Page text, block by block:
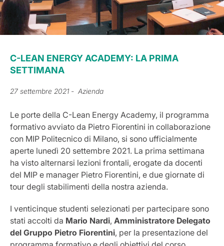
C-LEAN ENERGY ACADEMY: LA PRIMA
SETTIMANA
27 settembre 2021 - Azienda
Le porte della C-Lean Energy Academy, il programma
formativo avviato da Pietro Fiorentini in collaborazione
con MIP Politecnico di Milano, si sono ufficialmente
aperte lunedì 20 settembre 2021. La prima settimana
ha visto alternarsi lezioni frontali, erogate da docenti
del MIP e manager Pietro Fiorentini, e due giornate di
tour degli stabilimenti della nostra azienda.
I venticinque studenti selezionati per partecipare sono
stati accolti da Mario Nardi, Amministratore Delegato
del Gruppo Pietro Fiorentini, per la presentazione del